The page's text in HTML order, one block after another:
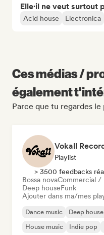
Elle·il ne veut surtout
Acid house Electronica
Ces médias /
également
Parce que tu regardes
Vokall
Playlist
> 3500 feedbacks
Bossa novaCommercial /
Deep houseFunk
Ajouter dans ma/mes
Dance music Deep house
House music
Indie pop